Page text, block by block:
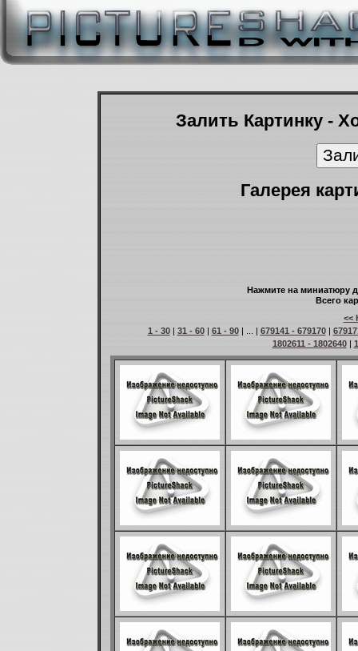
Залить Картинку -
Галерея
Нажмите на миниатюру
Всего
<<
1 - 30| 31 - 60| 61 - 90| ... | 679141 - 679170|
1802611 - 1802640|